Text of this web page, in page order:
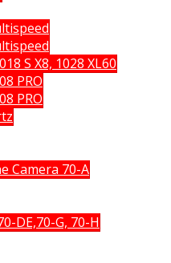
S X8, 1028 XL60
PRO
PRO
Camera 70-A
DE,70-G, 70-H